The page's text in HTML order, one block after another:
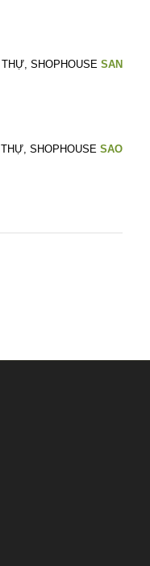
SHOPHOUSESAN
SHOPHOUSESAO